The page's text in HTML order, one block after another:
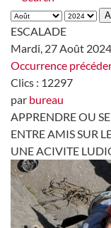
ESCALADE
Mardi, 27 Août
Occurrence
Clics : 12297
par bureau
APPRENDRE OU
ENTRE AMIS SUR
UNE ACIVITE